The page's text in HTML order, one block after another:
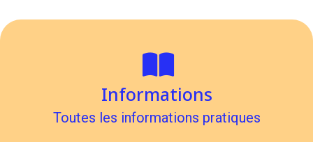
Informations
Toutes les informations pratiques